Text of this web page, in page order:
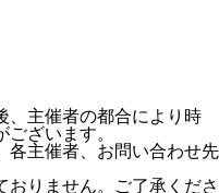
、主催者の都合により時
ざいます。
各主催者、お問い合わせ先
おりません。ご了承くださ